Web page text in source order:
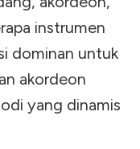
instrumen
dominan untuk
akordeon
yang dinamis